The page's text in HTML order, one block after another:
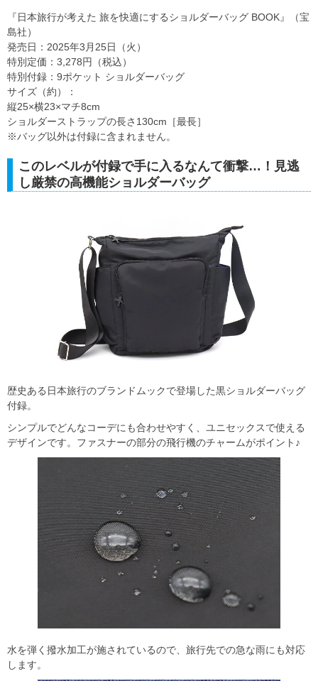
『日本旅行が考えた 旅を快適にするショルダーバッグ BOOK』（宝
島社）
発売日：2025年3月25日（火）
特別定価：3,278円（税込）
特別付録：9ポケット ショルダーバッグ
サイズ（約）：
縦25×横23×マチ8cm
ショルダーストラップの長さ130cm［最長］
※バッグ以外は付録に含まれません。
このレベルが付録で手に入るなんて衝撃…！見逃
し厳禁の高機能ショルダーバッグ
歴史ある日本旅行のブランドムックで登場した黒ショルダーバッグ
付録。
シンプルでどんなコーデにも合わせやすく、ユニセックスで使える
デザインです。ファスナーの部分の飛行機のチャームがポイント♪
水を弾く撥水加工が施されているので、旅行先での急な雨にも対応
します。